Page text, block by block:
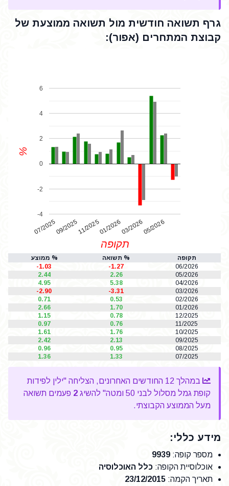
גרף תשואה חודשית מול תשואה ממוצעת של
קבוצת המתחרים (אפור):
07/202509/202511/202501/202603/202605/2026
-4
-2
0
2
4
6
תקופה
%
תקופה % תשואה
% ממוצע
06/2026
-1.27
-1.03
05/2026
2.26
2.44
04/2026
5.38
4.95
03/2026
-3.31
-2.90
02/2026
0.53
0.71
01/2026
1.70
2.66
12/2025
0.78
1.15
11/2025
0.76
0.97
10/2025
1.76
1.61
09/2025
2.13
2.42
08/2025
0.95
0.96
07/2025
1.33
1.36
במהלך 12 החודשים האחרונים, הצליחה "ילין לפידות
קופת גמל מסלול לבני 50 ומטה" להשיג
2 פעמים תשואה
מעל הממוצע הקבוצתי.
מידע כללי:
מספר קופה:
9939
אוכלוסיית הקופה: כלל האוכלוסיה
תאריך הקמה:
23/12/2015